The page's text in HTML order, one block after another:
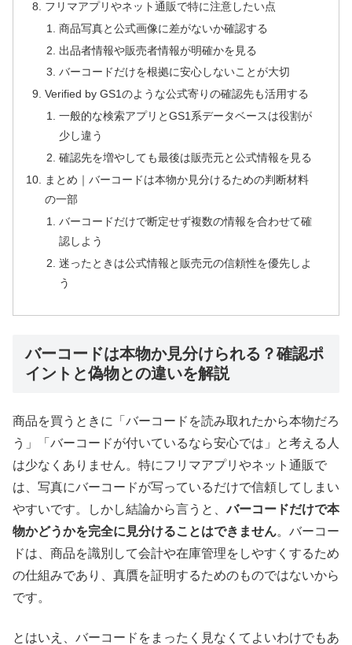
フリマアプリやネット通販で特に注意したい点
商品写真と公式画像に差がないか確認する
出品者情報や販売者情報が明確かを見る
バーコードだけを根拠に安心しないことが大切
Verified by GS1のような公式寄りの確認先も活用する
一般的な検索アプリとGS1系データベースは役割が
少し違う
確認先を増やしても最後は販売元と公式情報を見る
まとめ｜バーコードは本物か見分けるための判断材料
の一部
バーコードだけで断定せず複数の情報を合わせて確
認しよう
迷ったときは公式情報と販売元の信頼性を優先しよ
う
バーコードは本物か見分けられる？確認ポ
イントと偽物との違いを解説
商品を買うときに「バーコードを読み取れたから本物だろ
う」「バーコードが付いているなら安心では」と考える人
は少なくありません。特にフリマアプリやネット通販で
は、写真にバーコードが写っているだけで信頼してしまい
やすいです。しかし結論から言うと、バーコードだけで本
物かどうかを完全に見分けることはできません。バーコー
ドは、商品を識別して会計や在庫管理をしやすくするため
の仕組みであり、真贋を証明するためのものではないから
です。
とはいえ、バーコードをまったく見なくてよいわけでもあ